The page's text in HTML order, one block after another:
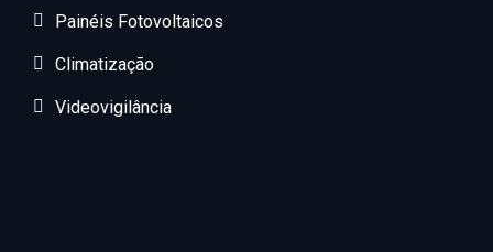
Painéis Fotovoltaicos
Climatização
Videovigilância